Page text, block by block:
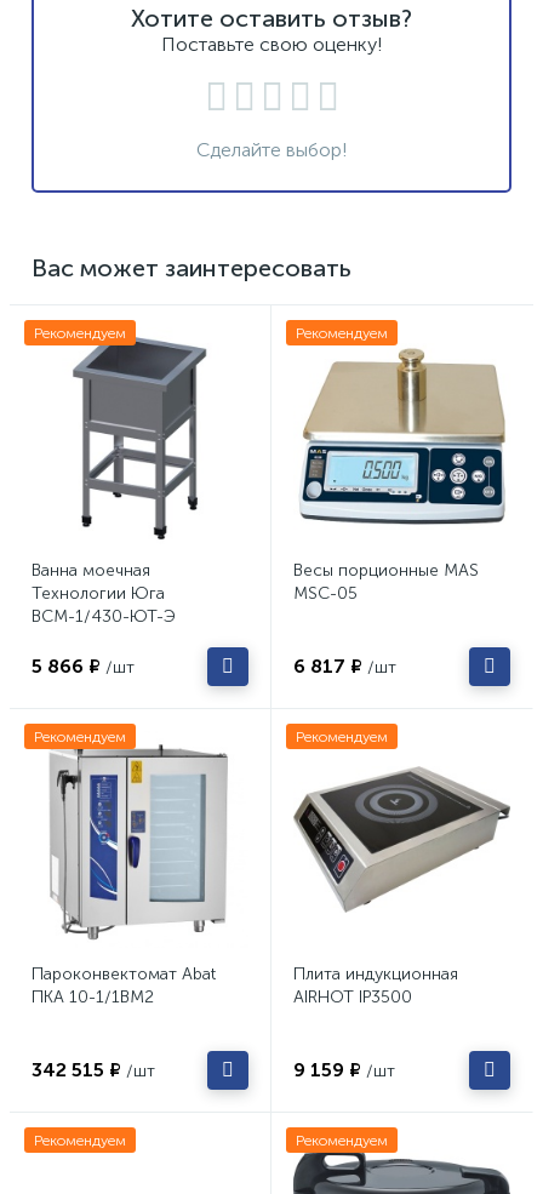
Хотите оставить отзыв?
Поставьте свою оценку!
Сделайте выбор!
Вас может заинтересовать
Рекомендуем
Ванна моечная
Технологии Юга
ВСМ-1/430-ЮТ-Э
5 866 ₽ /шт
Рекомендуем
Весы порционные MAS
MSC-05
6 817 ₽ /шт
Рекомендуем
Пароконвектомат Abat
ПКА 10-1/1ВМ2
342 515 ₽ /шт
Рекомендуем
Плита индукционная
AIRHOT IP3500
9 159 ₽ /шт
Рекомендуем Рекомендуем